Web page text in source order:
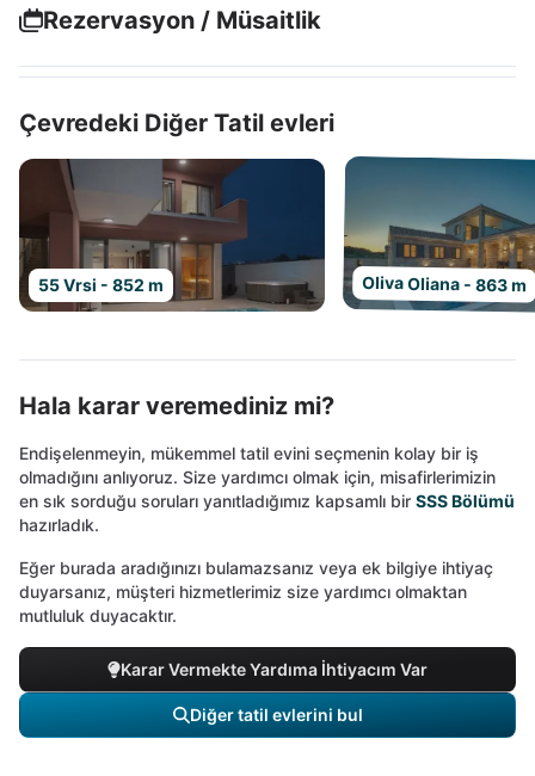
Rezervasyon / Müsaitlik
Çevredeki Diğer Tatil evleri
55 Vrsi - 852 m Oliva Oliana - 863 m
Hala karar veremediniz mi?
Endişelenmeyin, mükemmel tatil evini seçmenin kolay bir iş
olmadığını anlıyoruz. Size yardımcı olmak için, misafirlerimizin
en sık sorduğu soruları yanıtladığımız kapsamlı bir SSS Bölümü
hazırladık.
Eğer burada aradığınızı bulamazsanız veya ek bilgiye ihtiyaç
duyarsanız, müşteri hizmetlerimiz size yardımcı olmaktan
mutluluk duyacaktır.
Karar Vermekte Yardıma İhtiyacım Var
Diğer tatil evlerini bul